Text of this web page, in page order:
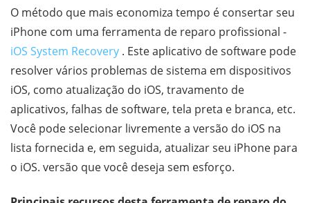
O método que mais economiza tempo é consertar seu
iPhone com uma ferramenta de reparo profissional -
iOS System Recovery . Este aplicativo de software pode
resolver vários problemas de sistema em dispositivos
iOS, como atualização do iOS, travamento de
aplicativos, falhas de software, tela preta e branca, etc.
Você pode selecionar livremente a versão do iOS na
lista fornecida e, em seguida, atualizar seu iPhone para
o iOS. versão que você deseja sem esforço.